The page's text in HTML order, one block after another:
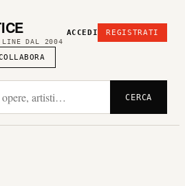
LINE DAL 2004
ACCEDI REGISTRATI
CERCA